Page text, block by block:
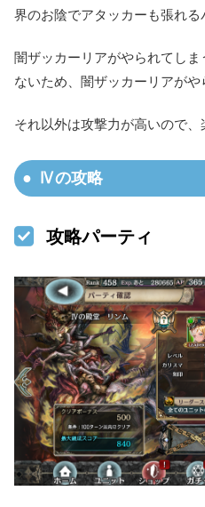
界のお陰でアタッカーも張れる
闇ザッカーリアがやられてし
ないため、闇ザッカーリアが
それ以外は攻撃力が高いので、
Ⅳの攻略
攻略パーティ